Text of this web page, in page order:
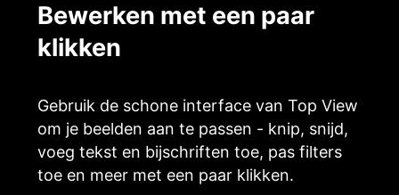
Bewerken met een paar
klikken
Gebruik de schone interface van Top View
om je beelden aan te passen - knip, snijd,
voeg tekst en bijschriften toe, pas filters
toe en meer met een paar klikken.